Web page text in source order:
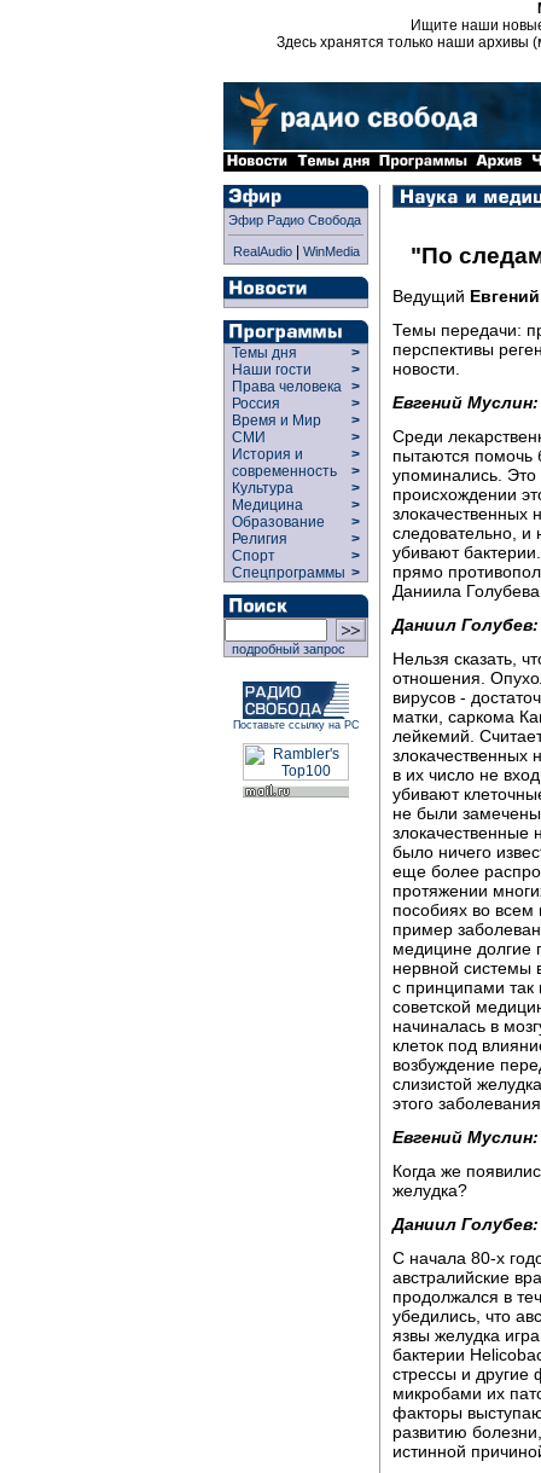
Ищите наши
Здесь хранятся только наши архивы
Эфир Радио Свобода
RealAudio| WinMedia
Темы дня
>
Наши гости
>
Права человека >
Россия
>
Время и Мир
>
СМИ
>
История и
современность
>
>
Культура
>
Медицина
>
Образование
>
Религия
>
Спорт
>
Спецпрограммы >
подробный запрос
Поставьте ссылку на РС
"По
Ведущий
Темы передачи:
перспективы
новости.
Евгений Муслин:
Среди
пытаются помочь
упоминались. Это
происхождении
злокачественных
следовательно, и
убивают
прямо
Даниила
Даниил Голубев:
Нельзя сказать,
отношения.
вирусов -
матки, саркома
лейкемий.
злокачественных
в их число не
убивают
не были замечены
злокачественные
было ничего
еще более
протяжении
пособиях во всем
пример
медицине долгие
нервной системы
с принципами так
советской
начиналась в
клеток под
возбуждение
слизистой
этого
Евгений Муслин:
Когда же
желудка?
Даниил Голубев:
С начала 80-х
австралийские
продолжался в
убедились, что
язвы желудка
бактерии
стрессы и другие
микробами их
факторы
развитию
истинной